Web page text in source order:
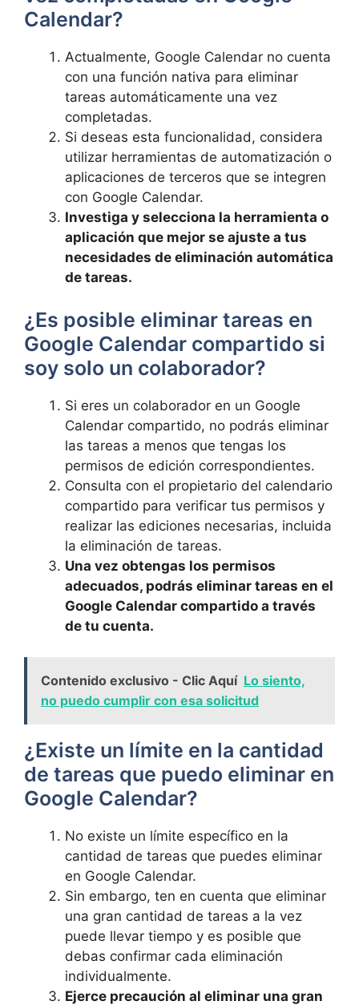
Calendar?
Actualmente,​ Google Calendar no cuenta
con una función nativa para​ eliminar
tareas ⁢automáticamente una vez
completadas.
Si deseas⁣ esta⁢ funcionalidad, considera
utilizar herramientas ‌de ⁣automatización o
aplicaciones de ​terceros que se integren
‌con Google Calendar.
Investiga y selecciona la ⁣herramienta o
aplicación que mejor se‌ ajuste a tus
necesidades de eliminación automática
de tareas.
¿Es posible eliminar tareas en
Google Calendar compartido si
soy solo un colaborador?
Si eres un⁣ colaborador en un Google
Calendar compartido,⁤ no podrás eliminar
las tareas a menos que tengas los
permisos de edición ‌correspondientes.
Consulta ‌con el propietario del calendario
compartido⁢ para verificar tus ‍permisos y
realizar las ediciones necesarias, incluida
la eliminación de tareas.
Una vez obtengas ‌los permisos
adecuados, podrás eliminar ‍tareas en el
Google Calendar compartido a través
de‌ tu cuenta.
Contenido exclusivo - Clic Aquí Lo siento,
no puedo cumplir con esa solicitud
¿Existe un límite en​ la cantidad
de tareas que puedo​ eliminar en
Google Calendar?
No existe​ un límite específico en​ la
cantidad de tareas que​ puedes eliminar
en ‌Google Calendar.
Sin embargo,⁤ ten en cuenta‍ que eliminar
una gran cantidad de ⁢tareas a la vez
‍puede llevar tiempo y es posible que
debas confirmar cada eliminación
individualmente.
Ejerce precaución‌ al eliminar una gran